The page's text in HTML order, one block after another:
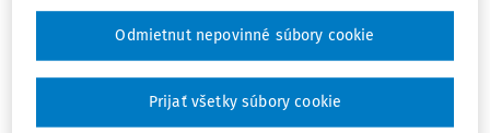
Uskutočnia sa bezplatné workshopy
kybernetickej bezpečnosti
a kybernetickú bezpečnosť vo verejnej správe pripravuje
Ministerstvo investícií, regionálneho rozovoja a
Odmietnut nepovinné súbory cookie
Prijať všetky súbory cookie